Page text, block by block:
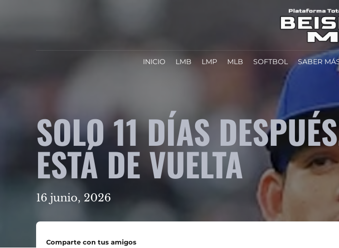
INICIO LMB LMP MLB SOFTBOL SABER
SOLO 11 DÍAS
ESTÁ DE VUELTA
16 junio, 2026
Comparte con tus amigos